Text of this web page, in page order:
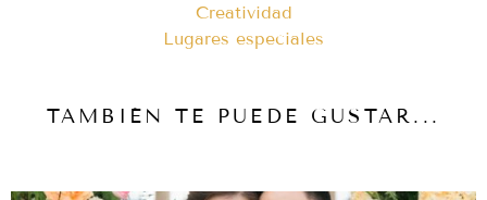
Creatividad
Lugares especiales
TAMBIÉN TE PUEDE GUSTAR...